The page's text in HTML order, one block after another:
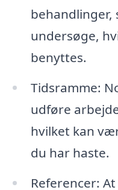
undersøge,
benyttes.
Tidsramme:
udføre
hvilket kan
du har haste.
Referencer: